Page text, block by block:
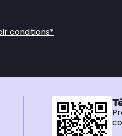
conditions*